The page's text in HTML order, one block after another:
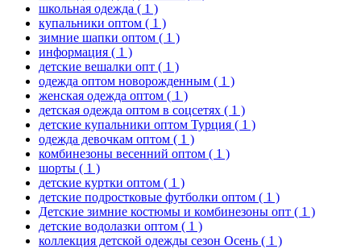
школьная одежда ( 1 )
купальники оптом ( 1 )
зимние шапки оптом ( 1 )
информация ( 1 )
детские вешалки опт ( 1 )
одежда оптом новорожденным ( 1 )
женская одежда оптом ( 1 )
детская одежда оптом в соцсетях ( 1 )
детские купальники оптом Турция ( 1 )
одежда девочкам оптом ( 1 )
комбинезоны весенний оптом ( 1 )
шорты ( 1 )
детские куртки оптом ( 1 )
детские подростковые футболки оптом ( 1 )
Детские зимние костюмы и комбинезоны опт ( 1 )
детские водолазки оптом ( 1 )
коллекция детской одежды сезон Осень ( 1 )